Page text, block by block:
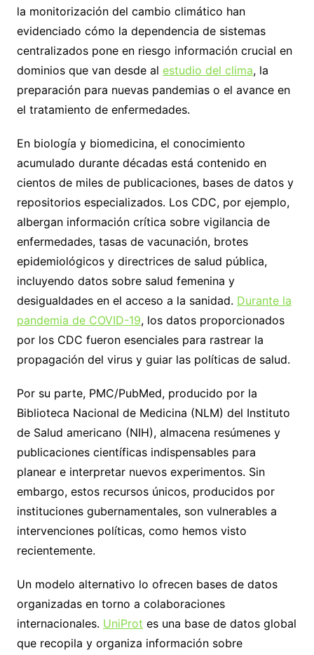
la monitorización del cambio climático han
evidenciado cómo la dependencia de sistemas
centralizados pone en riesgo información crucial en
dominios que van desde al estudio del clima, la
preparación para nuevas pandemias o el avance en
el tratamiento de enfermedades.
En biología y biomedicina, el conocimiento
acumulado durante décadas está contenido en
cientos de miles de publicaciones, bases de datos y
repositorios especializados. Los CDC, por ejemplo,
albergan información crítica sobre vigilancia de
enfermedades, tasas de vacunación, brotes
epidemiológicos y directrices de salud pública,
incluyendo datos sobre salud femenina y
desigualdades en el acceso a la sanidad. Durante la
pandemia de COVID-19, los datos proporcionados
por los CDC fueron esenciales para rastrear la
propagación del virus y guiar las políticas de salud.
Por su parte, PMC/PubMed, producido por la
Biblioteca Nacional de Medicina (NLM) del Instituto
de Salud americano (NIH), almacena resúmenes y
publicaciones científicas indispensables para
planear e interpretar nuevos experimentos. Sin
embargo, estos recursos únicos, producidos por
instituciones gubernamentales, son vulnerables a
intervenciones políticas, como hemos visto
recientemente.
Un modelo alternativo lo ofrecen bases de datos
organizadas en torno a colaboraciones
internacionales. UniProt es una base de datos global
que recopila y organiza información sobre